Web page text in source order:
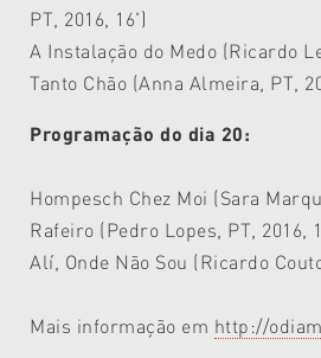
PT, 2016, 16')
A Instalação do Medo (Ricardo
Tanto Chão (Anna Almeira, PT,
Programação do dia 20:
Hompesch Chez Moi (Sara
Rafeiro (Pedro Lopes, PT, 2016,
Alí, Onde Não Sou (Ricardo
Mais informação em http://